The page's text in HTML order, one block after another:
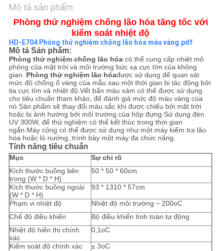
CÁC
VỤ
ÁN
SƠ
ĐỒ
TRANG
WEB
CHÍNH
SÁCH
BẢO
MẬT
Mô tả sản phẩm
Phòng thử nghiệm chống lão hóa tăng tốc với
kiểm soát nhiệt độ
HD-E704 Phòng thử nghiệm chống lão hóa màu vàng.pdf
Mô tả Sản phẩm:
Phòng thử nghiệm chống lão hóacó thể cung cấp nhiệt mô
phỏng của mặt trời và môi trường bức xạ cực tím của không
gian. Phòng thử nghiệm lão hóađược sử dụng để quan sát
mức độ chống ố vàng của mẫu sau một thời gian bị tác động bởi
tia cực tím và nhiệt độ.Vết bẩn màu xám có thể được sử dụng
cho tiêu chuẩn tham khảo, để đánh giá mức độ màu vàng của
nó.Sản phẩm sẽ thay đổi màu sắc khi được chiếu bởi mặt trời
hoặc bị ảnh hưởng bởi môi trường của hộp đựng.Sử dụng đèn
UV 300W, để thử nghiệm có thể kết thúc trong thời gian
ngắn.Máy cũng có thể được sử dụng như một máy kiểm tra lão
hóa hoặc lò nướng, trình bày một máy đa chức năng.
Tính năng tiêu chuẩn
Mục
Sự chỉ rõ
Kích thước buồng bên
trong (W * D * H)
50 * 50 * 60cm
Kích thước buồng ngoài
(W * D * H)
93 * 1310 * 57cm
Phạm vi nhiệt độ
Nhiệt độ môi trường ~ 200oC
Chế độ điều khiển
Bộ điều khiển tính toán tự động
Nhiệt độ hiển thị chính
xác
0,1oC
Kiểm soát độ chính xác
± 3oC